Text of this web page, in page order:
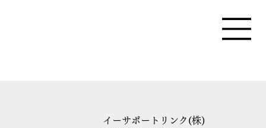
イーサポートリンク(株)